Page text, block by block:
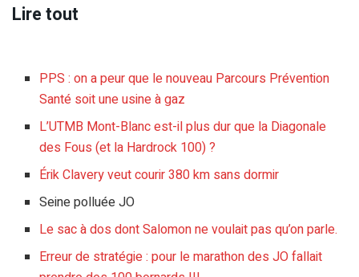
Lire tout
PPS : on a peur que le nouveau Parcours Prévention
Santé soit une usine à gaz
L’UTMB Mont-Blanc est-il plus dur que la Diagonale
des Fous (et la Hardrock 100) ?
Érik Clavery veut courir 380 km sans dormir
Seine polluée JO
Le sac à dos dont Salomon ne voulait pas qu’on parle.
Erreur de stratégie : pour le marathon des JO fallait